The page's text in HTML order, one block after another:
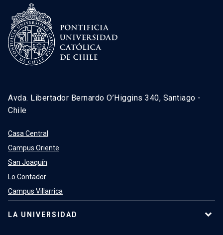
Avda. Libertador Bernardo O’Higgins 340, Santiago -
Chile
Casa Central
Campus Oriente
San Joaquín
Lo Contador
Campus Villarrica
LA UNIVERSIDAD